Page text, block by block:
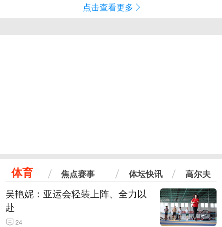
点击查看更多
体育 焦点赛事 体坛快讯 高尔夫
吴艳妮：亚运会轻装上阵、全力以
赴
24